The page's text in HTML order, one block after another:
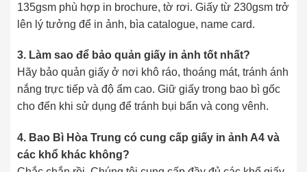
135gsm phù hợp in brochure, tờ rơi. Giấy từ 230gsm trở
lên lý tưởng để in ảnh, bìa catalogue, name card.
3. Làm sao để bảo quản giấy in ảnh tốt nhất?
Hãy bảo quản giấy ở nơi khô ráo, thoáng mát, tránh ánh
nắng trực tiếp và độ ẩm cao. Giữ giấy trong bao bì gốc
cho đến khi sử dụng để tránh bụi bẩn và cong vênh.
4. Bao Bì Hòa Trung có cung cấp giấy in ảnh A4 và
các khổ khác không?